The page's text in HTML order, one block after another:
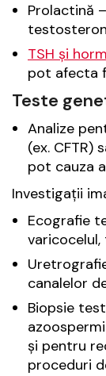
Prolactină
TSH și
pot afecta
Teste
Analize
(ex. CFTR)
pot cauza
Investigații
Ecografie
canalelor
Biopsie
și pentru
proceduri